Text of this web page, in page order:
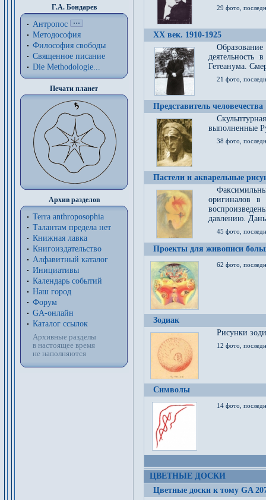
Г.А. Бондарев
Антропос
Методософия
Философия cвободы
Священное писание
Die Methodologie...
Печати планет
Архив разделов
Terra anthroposophia
Талантам предела нет
Книжная лавка
Книгоиздательство
Алфавитный каталог
Инициативы
Календарь событий
Наш город
Форум
GA-онлайн
Каталог ссылок
Архивные разделы
в настоящее время
не наполняются
29 фото,
XX век. 1910-1925
Образование
деятельность
Гетеанума.
21 фото,
Представитель человечества
выполненные
38 фото,
Пастели и акварельные
оригиналов
давлению.
45 фото,
Проекты для живописи
62 фото,
Зодиак
Рисунки
12 фото,
Символы
14 фото,
ЦВЕТНЫЕ ДОСКИ
Цветные доски к тому GA